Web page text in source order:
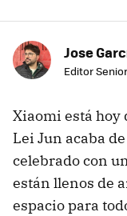
Jose
Editor
Xiaomi está hoy
Lei Jun acaba
celebrado con
están llenos de
espacio para